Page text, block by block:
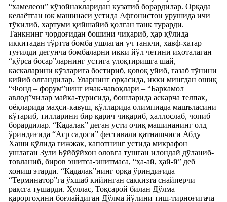
“хамелеон” кўзойнакларидан кузатиб борардилар. Орқада
келаётган юк машинаси устида Афғонистон урушида ичи
тўкилиб, хартуми қийшайиб қолган танк турарди.
Танкнинг чордоғидан бошини чиқариб, ҳар қўлида
иккитадан тўртта бомба ушлаган уч танкчи, хавф-хатар
туғилди дегунча бомбаларни икки йўл четини иҳоталаган
“кўрса босар”ларнинг устига улоқтиришга шай,
каскаларини кўзларига бостириб, қовоқ уйиб, ғазаб тўнини
кийиб олгандилар. Уларнинг орқасида, икки мингдан ошиқ
“Фонд – форум”нинг ичак-чавоқлари – “Баркамол
авлод”чилар майка-турисида, бошларида аскарча телпак,
оёқларида маҳси-кавуш, қўлларида олимпиада машъласини
кўтариб, тилларини бир қарич чиқариб, ҳаллослаб, чопиб
борардилар. “Кадалак” деган усти очиқ машинанинг олд
ўриндиғида “Аср садоси” фестивали қатнашчиси Абду
Хаши қўлида ғижжак, капотнинг устида микрафон
ушлаган Зули Бўйбўйхон оловга тушган илондай дўланиб-
товланиб, биров эшитса-эшитмаса, “ҳа-ай, ҳай-й” деб
хониш этарди. “Кадалак”нинг орқа ўриндиғида
“Терминатор”га ўхшаб кийинган саккизта снайперчи
рақсга тушарди. Хуллас, Тоқсарой билан Дўлма
қароргоҳини боғлайдиган Дўлма йўлини тиш-тирноғигача